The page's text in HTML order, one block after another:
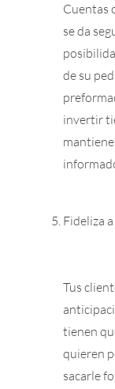
Cuentas
se da
de su
invertir
Fideliza
Tus
tienen
quieren
sacarle